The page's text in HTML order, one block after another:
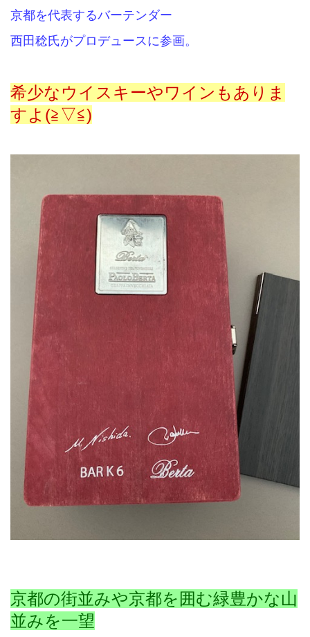
京都を代表するバーテンダー
西田稔氏がプロデュースに参画。
希少なウイスキーやワインもありま
すよ (≧▽≦)
京都の街並みや京都を囲む緑豊かな山
並みを一望